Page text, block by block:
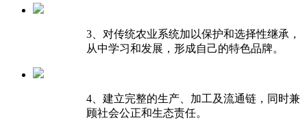
3、对传统农业系统加以保护和选择性继承，
从中学习和发展，形成自己的特色品牌。
4、建立完整的生产、加工及流通链，同时兼
顾社会公正和生态责任。